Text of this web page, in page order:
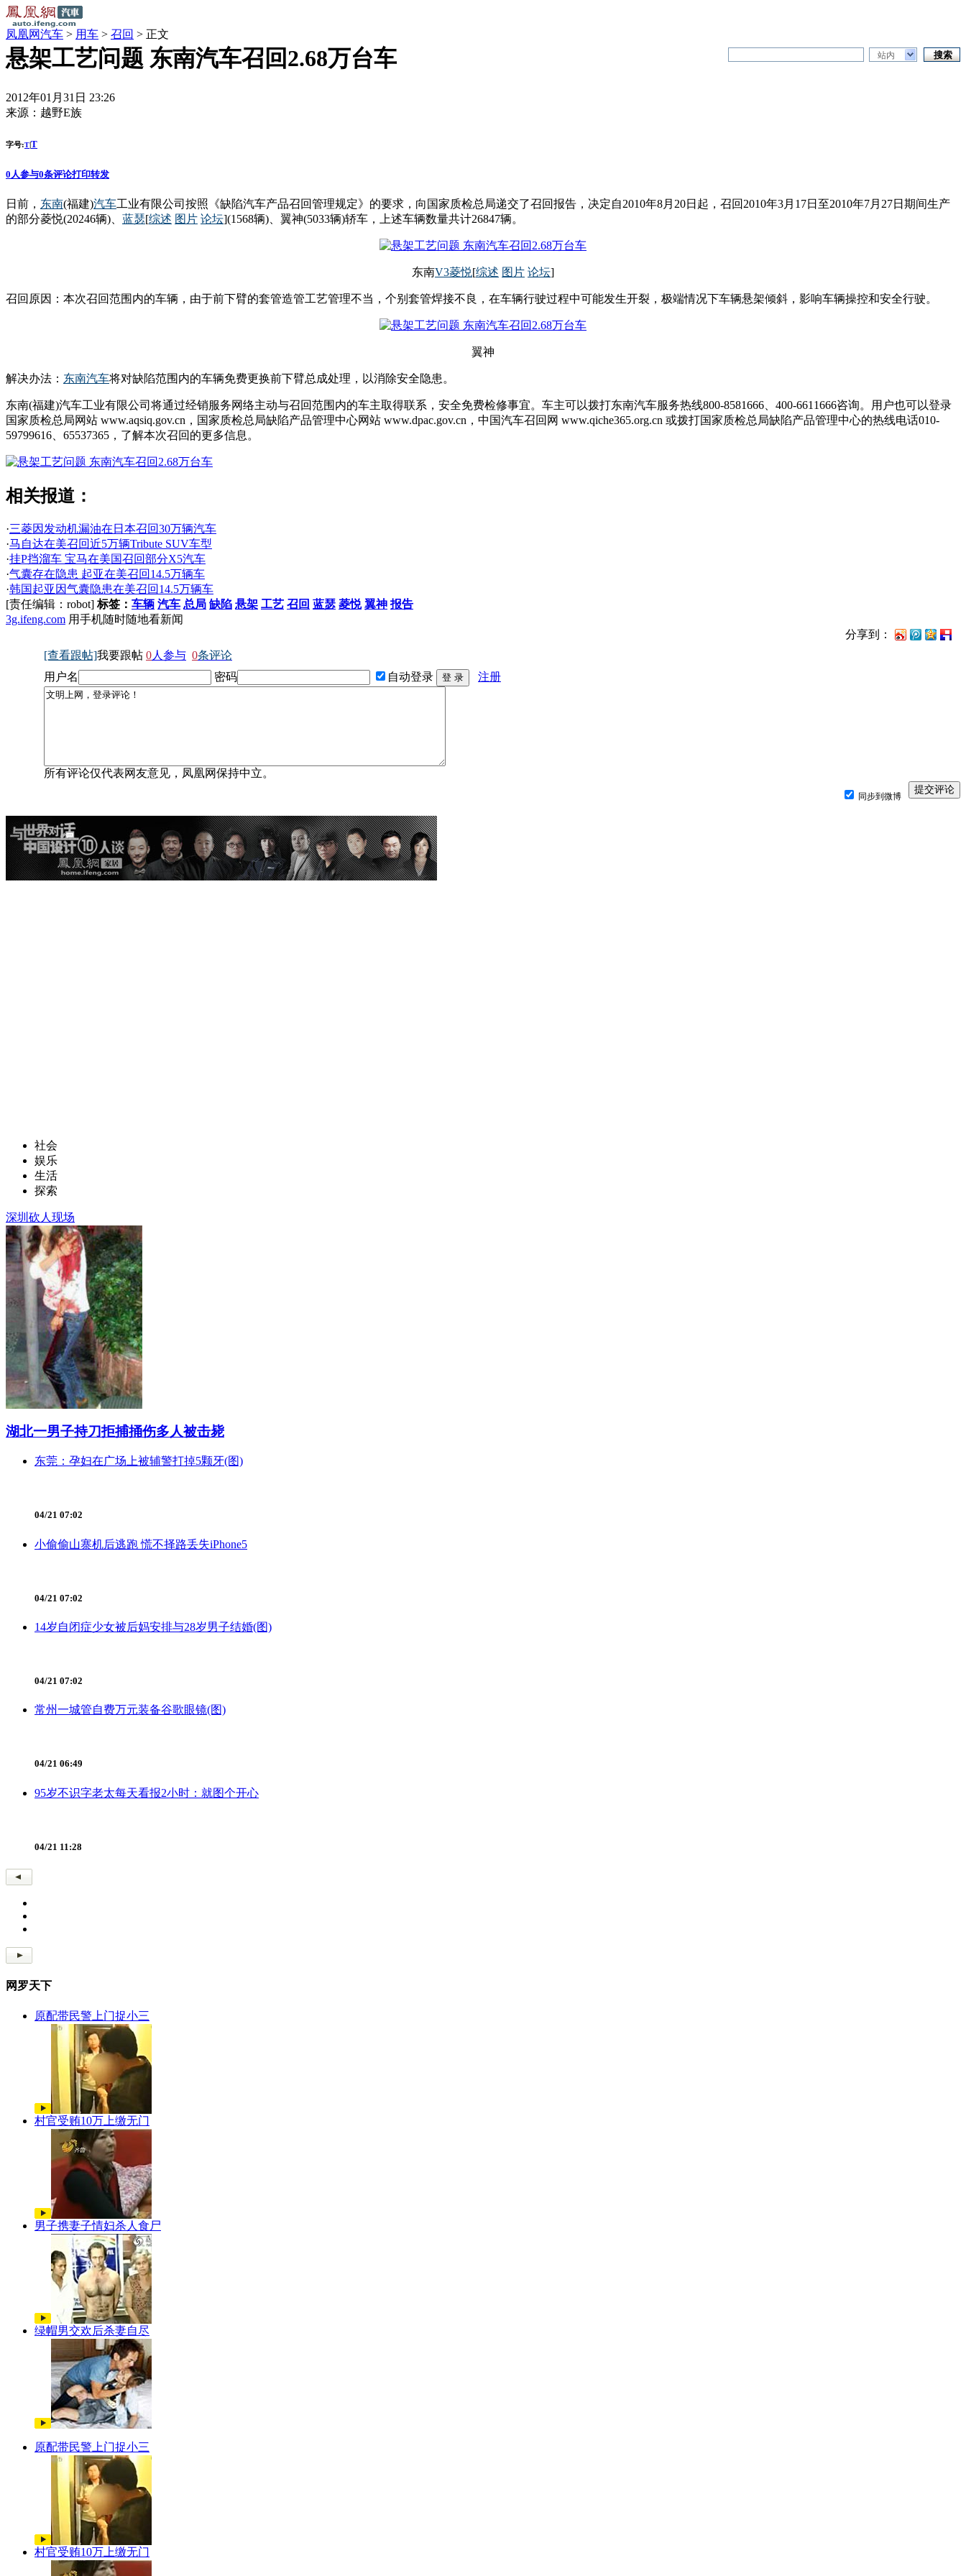
凤凰网汽车 > 用车 > 召回 > 正文
站内
悬架工艺问题 东南汽车召回2.68万台车
2012年01月31日 23:26
来源： 越野E族
字号:T|T
0 人参与0条评论打印转发
日前， 东南(福建)汽车工业有限公司按照《缺陷汽车产品召回管理规定》的要求，向国家质检总局递交了召回报告，决定自2010年8月20日起，召回2010年3月17日至2010年7月27日期间生产
的部分菱悦(20246辆)、 蓝瑟[综述 图片 论坛](1568辆)、翼神(5033辆)轿车，上述车辆数量共计26847辆。
东南V3菱悦[综述 图片 论坛]
召回原因：本次召回范围内的车辆，由于前下臂的套管造管工艺管理不当，个别套管焊接不良，在车辆行驶过程中可能发生开裂，极端情况下车辆悬架倾斜，影响车辆操控和安全行驶。
翼神
解决办法： 东南汽车将对缺陷范围内的车辆免费更换前下臂总成处理，以消除安全隐患。
东南(福建)汽车工业有限公司将通过经销服务网络主动与召回范围内的车主取得联系，安全免费检修事宜。车主可以拨打东南汽车服务热线800-8581666、400-6611666咨询。用户也可以登录
国家质检总局网站 www.aqsiq.gov.cn，国家质检总局缺陷产品管理中心网站 www.dpac.gov.cn，中国汽车召回网 www.qiche365.org.cn 或拨打国家质检总局缺陷产品管理中心的热线电话010-
59799616、65537365，了解本次召回的更多信息。
相关报道：
·三菱因发动机漏油在日本召回30万辆汽车
·马自达在美召回近5万辆Tribute SUV车型
·挂P挡溜车 宝马在美国召回部分X5汽车
·气囊存在隐患 起亚在美召回14.5万辆车
·韩国起亚因气囊隐患在美召回14.5万辆车
[责任编辑：robot] 标签： 车辆 汽车 总局 缺陷 悬架 工艺 召回 蓝瑟 菱悦 翼神 报告
3g.ifeng.com 用手机随时随地看新闻
分享到：
[查看跟帖]我要跟帖 0人参与 0条评论
用户名
密码 自动登录 注册
所有评论仅代表网友意见，凤凰网保持中立。
同步到微博
社会
娱乐
生活
探索
深圳砍人现场
湖北一男子持刀拒捕捅伤多人被击毙
东莞：孕妇在广场上被辅警打掉5颗牙(图)
04/21 07:02
小偷偷山寨机后逃跑 慌不择路丢失iPhone5
04/21 07:02
14岁自闭症少女被后妈安排与28岁男子结婚(图)
04/21 07:02
常州一城管自费万元装备谷歌眼镜(图)
04/21 06:49
95岁不识字老太每天看报2小时：就图个开心
04/21 11:28
网罗天下
原配带民警上门捉小三
村官受贿10万上缴无门
男子携妻子情妇杀人食尸
绿帽男交欢后杀妻自尽
原配带民警上门捉小三
村官受贿10万上缴无门